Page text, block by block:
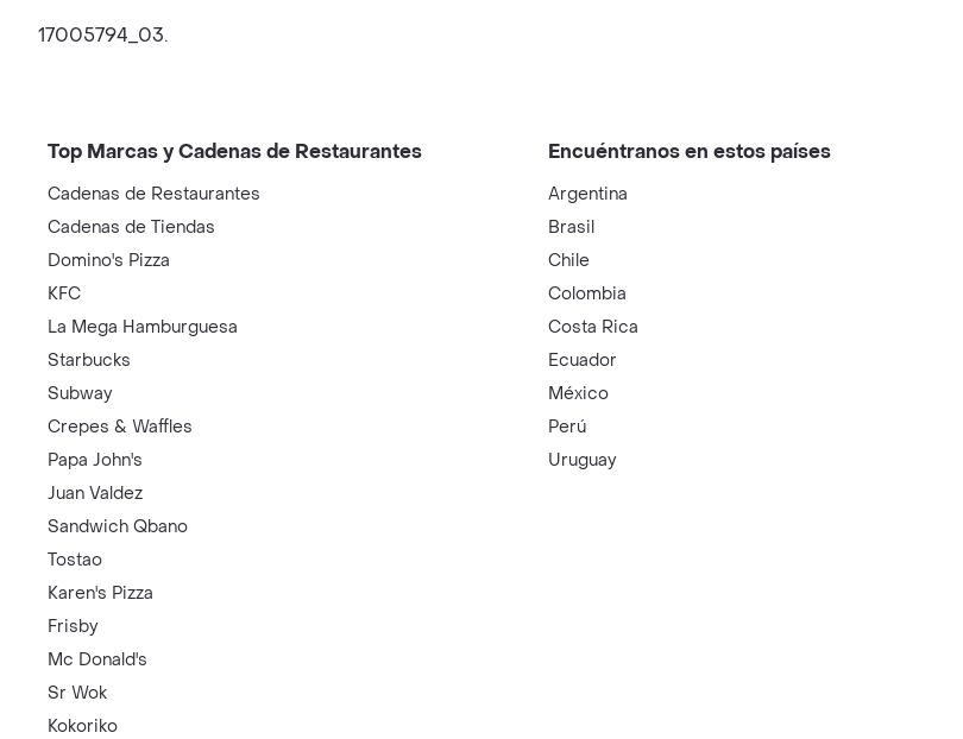
17005794_03.
Top Marcas y Cadenas de Restaurantes
Cadenas de Restaurantes
Cadenas de Tiendas
Domino's Pizza
KFC
La Mega Hamburguesa
Starbucks
Subway
Crepes & Waffles
Papa John's
Juan Valdez
Sandwich Qbano
Tostao
Karen's Pizza
Frisby
Mc Donald's
Sr Wok
Kokoriko
Encuéntranos en estos países
Argentina
Brasil
Chile
Colombia
Costa Rica
Ecuador
México
Perú
Uruguay